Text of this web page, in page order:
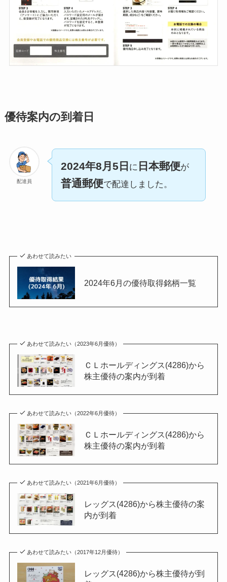
優待案内の到着日
配達員
2024年8月5日 に 日本郵便が
普通郵便で配達しました。
あわせて読みたい
2024年6月の優待取得銘柄一覧
あわせて読みたい（2023年6月優待）
ＣＬホールディングス(4286)から
株主優待の案内が到着
あわせて読みたい（2022年6月優待）
ＣＬホールディングス(4286)から
株主優待の案内が到着
あわせて読みたい（2021年6月優待）
レッグス(4286)から株主優待の案
内が到着
あわせて読みたい（2017年12月優待）
レッグス(4286)から株主優待が到